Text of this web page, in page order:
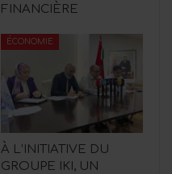
FINANCIÈRE
ÉCONOMIE
À L’INITIATIVE DU
GROUPE IKI, UN